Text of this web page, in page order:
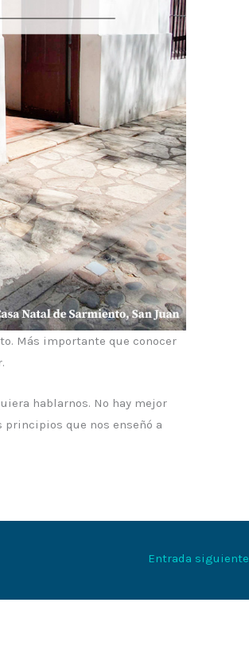
Más importante que conocer
hablarnos. No hay mejor
que nos enseñó a
Entrada siguiente